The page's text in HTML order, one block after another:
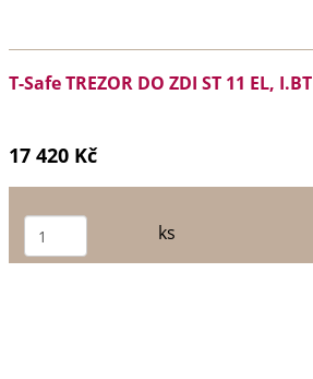
T-Safe TREZOR DO ZDI ST 11 EL, I.BT
17 420 Kč
ks